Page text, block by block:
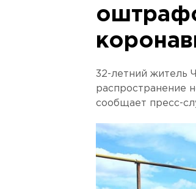
32-летний житель
распространение
сообщает пресс-